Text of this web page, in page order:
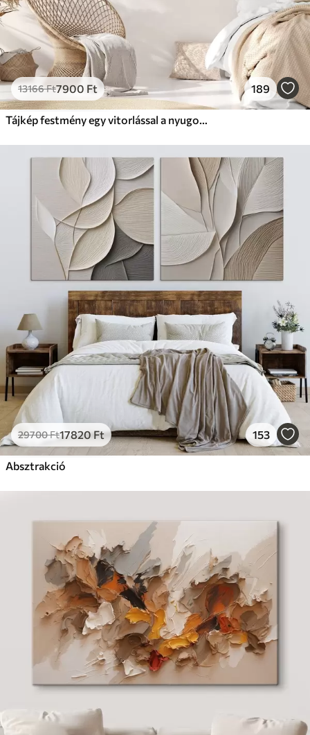
13166Ft7900 Ft 189
Tájkép festmény egy vitorlással a nyugodt tengeren, narancssárga és sárga égbolt, távoli hegyek
29700Ft17820Ft 153
Absztrakció